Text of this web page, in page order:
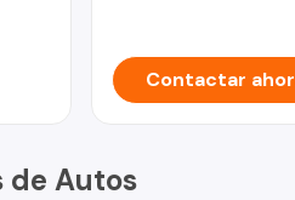
Contactar
de Autos